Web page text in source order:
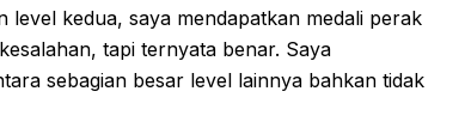
level kedua, saya mendapatkan medali perak
tapi ternyata benar. Saya
sebagian besar level lainnya bahkan tidak